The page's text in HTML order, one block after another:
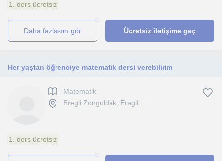
1. ders ücretsiz
daha fazlasını gör Ücretsiz iletişime geç
Her yaştan öğrenciye matematik dersi verebilirim
Matematik
Eregli Zonguldak, Eregli...
1. ders ücretsiz